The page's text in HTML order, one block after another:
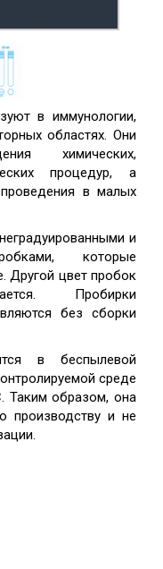
в иммунологии,
областях. Они
химических,
процедур, а
в малых
и
которые
Другой цвет пробок
Пробирки
без сборки
в беспылевой
среде
Таким образом, она
производству и не